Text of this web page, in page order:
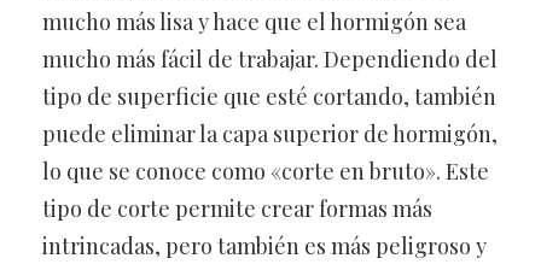
mucho más lisa y hace que el hormigón sea
mucho más fácil de trabajar. Dependiendo del
tipo de superficie que esté cortando, también
puede eliminar la capa superior de hormigón,
lo que se conoce como «corte en bruto». Este
tipo de corte permite crear formas más
intrincadas, pero también es más peligroso y